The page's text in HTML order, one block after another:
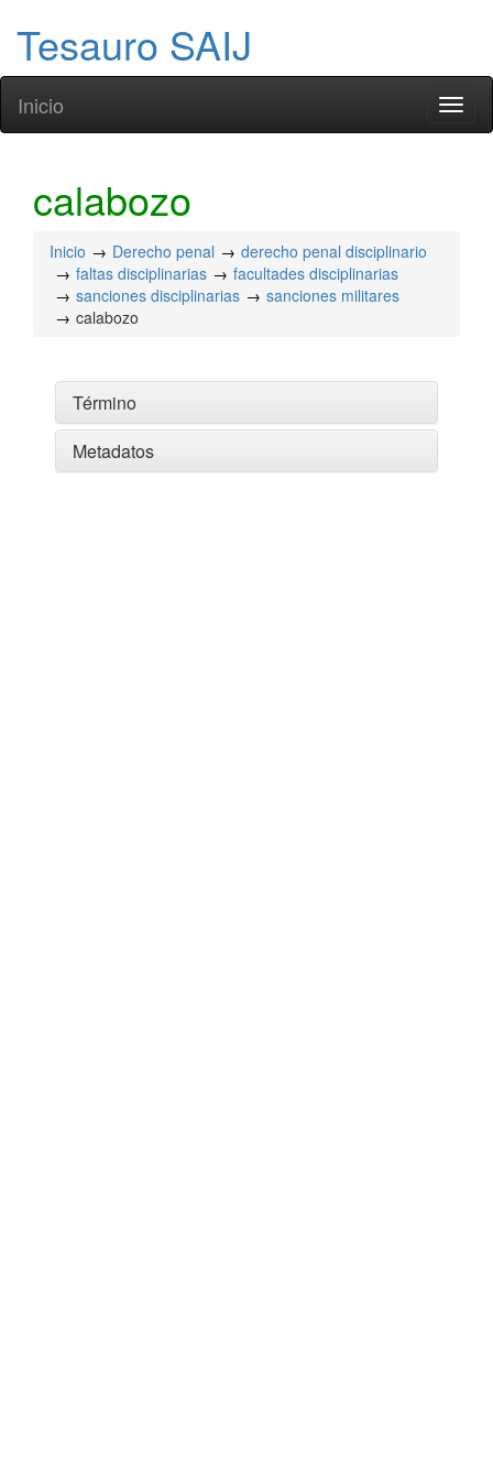
Tesauro SAIJ
Inicio
calabozo
Inicio Derecho penal
derecho penal disciplinario
faltas disciplinarias
facultades disciplinarias
sanciones disciplinarias
sanciones militares
calabozo
Término
Metadatos